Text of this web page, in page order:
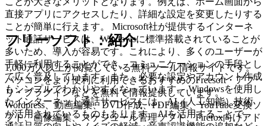
直接アプリにアクセスしたり、詳細な設定を変更したりする
ことが簡単に行えます。 Microsoft社が提供するインターネ
ット通話サービスは、Windowsに標準搭載されていることが
多いため、導入が容易です。これにより、多くのユーザーが
手軽に利用することができ、コミュニケーションの手段とし
て広く普及しています。また、必要な設定やアカウント作成
もシンプルでわかりやすくなっています。 Windowsを使用し
たインターネット通話サービスには、AI（人工知能）技術
が活用されているものもあります。AIを活用することで、
フリーソフト：紹介
1,000万人以上が閲覧している無料ツール情報サイトです。
パソコンをより便利に利用できるおすすめのFreesoft・アプ
リ・プラグインなどを無料で情報提供しています。
Wordpress、動画編集、DVD作成、PDF編集、YouTube変換ソ
フト、画像編集、スケジュール管理ソフト、Firefox向けアド